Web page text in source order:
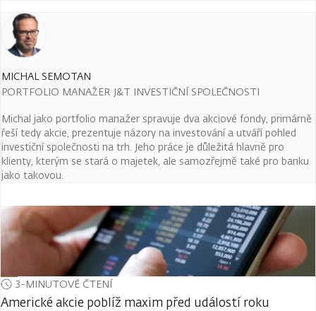
MICHAL SEMOTAN
PORTFOLIO MANAŽER J&T INVESTIČNÍ SPOLEČNOSTI
Michal jako portfolio manažer spravuje dva akciové fondy, primárně
řeší tedy akcie, prezentuje názory na investování a utváří pohled
investiční společnosti na trh. Jeho práce je důležitá hlavně pro
klienty, kterým se stará o majetek, ale samozřejmě také pro banku
jako takovou.
3-MINUTOVÉ ČTENÍ
Americké akcie poblíž maxim před událostí roku